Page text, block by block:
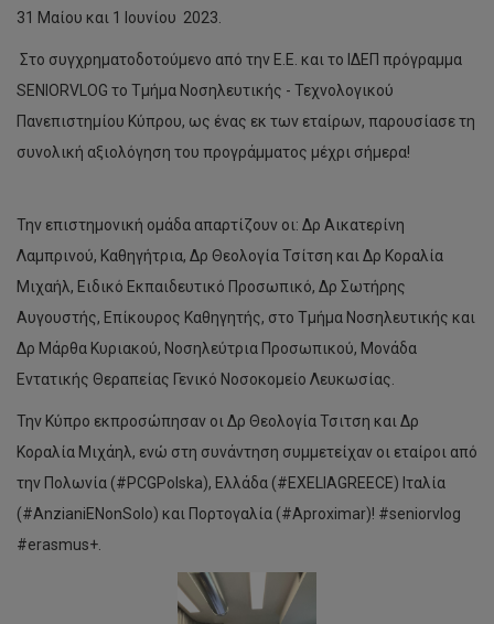
31 Μαίου και 1 Ιουνίου 2023.
Στο συγχρηματοδοτούμενο από την Ε.Ε. και το ΙΔΕΠ πρόγραμμα
SENIORVLOG το Τμήμα Νοσηλευτικής - Τεχνολογικού
Πανεπιστημίου Κύπρου, ως ένας εκ των εταίρων, παρουσίασε τη
συνολική αξιολόγηση του προγράμματος μέχρι σήμερα!
Την επιστημονική ομάδα απαρτίζουν οι: Δρ Αικατερίνη
Λαμπρινού, Καθηγήτρια, Δρ Θεολογία Τσίτση και Δρ Κοραλία
Μιχαήλ, Ειδικό Εκπαιδευτικό Προσωπικό, Δρ Σωτήρης
Αυγουστής, Επίκουρος Καθηγητής, στο Τμήμα Νοσηλευτικής και
Δρ Μάρθα Κυριακού, Νοσηλεύτρια Προσωπικού, Μονάδα
Εντατικής Θεραπείας Γενικό Νοσοκομείο Λευκωσίας.
Την Κύπρο εκπροσώπησαν οι Δρ Θεολογία Τσιτση και Δρ
Κοραλία Μιχάηλ, ενώ στη συνάντηση συμμετείχαν οι εταίροι από
την Πολωνία (#PCGPolska), Ελλάδα (#EXELIAGREECE) Ιταλία
(#AnzianiENonSolo) και Πορτογαλία (#Aproximar)! #seniorvlog
#erasmus+.